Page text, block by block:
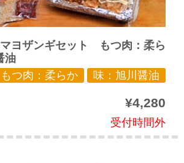
ヨザンギセット もつ肉：柔ら
油
もつ肉：柔らか
味：旭川醤油
¥4,280
受付時間外